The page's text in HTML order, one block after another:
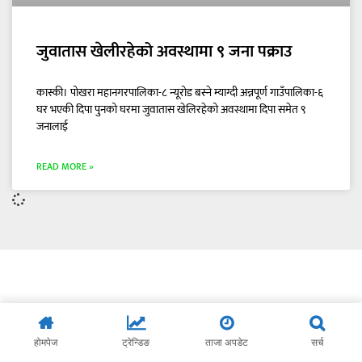
जुवातास खेलीरहेको अवस्थामा ९ जना पक्राउ
कास्की। पोखरा महानगरपालिका-८ न्यूरोड बस्ने म्याग्दी अन्नपूर्ण गाउँपालिका-६
घर भएकी दिपा पुनको घरमा जुवातास खेलिरहेको अवस्थामा दिपा समेत ९
जनालाई
READ MORE »
होमपेज ट्रेन्डिङ ताजा अपडेट सर्च